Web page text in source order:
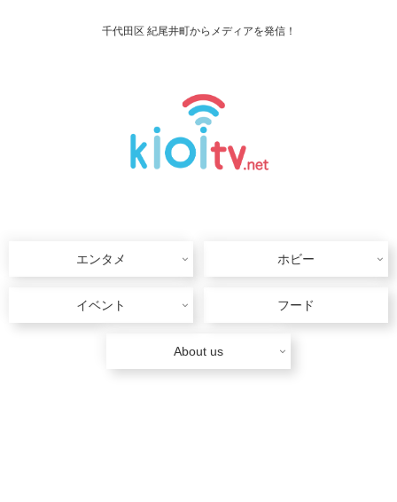
千代田区 紀尾井町からメディアを発信！
エンタメ ホビー
イベント フード
About us